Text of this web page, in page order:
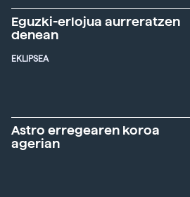
Eguzki-erlojua aurreratzen
denean
EKLIPSEA
Astro erregearen koroa
agerian